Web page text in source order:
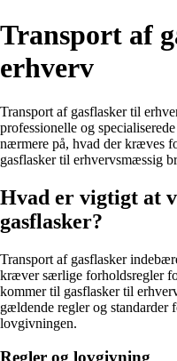
Transport af
erhverv
Transport af gasflasker til
professionelle og
nærmere på, hvad der kræves
gasflasker til erhvervsmæssig
Hvad er vigtigt at
gasflasker?
Transport af gasflasker
kræver særlige forholdsregler
kommer til gasflasker til
gældende regler og standarder
lovgivningen.